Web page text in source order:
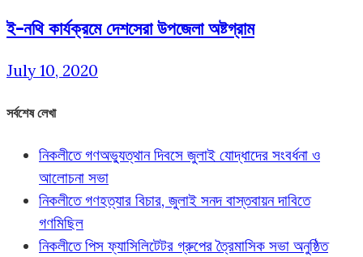
ই-নথি কার্যক্রমে দেশসেরা উপজেলা অষ্টগ্রাম
July 10, 2020
সর্বশেষ লেখা
নিকলীতে গণঅভ্যুত্থান দিবসে জুলাই যোদ্ধাদের সংবর্ধনা ও
আলোচনা সভা
নিকলীতে গণহত্যার বিচার, জুলাই সনদ বাস্তবায়ন দাবিতে
গণমিছিল
নিকলীতে পিস ফ্যাসিলিটেটর গ্রুপের ত্রৈমাসিক সভা অনুষ্ঠিত